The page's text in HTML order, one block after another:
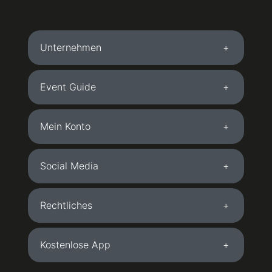
Gießen 65,00 €
Licherstraße, 35394 Gießen
Gladbeck - West Bahnhof 59,00 €
Hansemannstr. 10 , 45964 Gladbeck
Goch - Hagebaumarkt 49,00 €
Am Bössershof 2, 47574 Goch
Greven 59,00 €
Biederlackstraße, 48268 Greven
Grevenbroich - P&R Bahnhof 59,00 €
Von-Goldammer-Straße 11, 41515 Grevenbroich
Gronau (Westfalen) 59,00 €
Unternehmen
Event Guide
Mein Konto
Social Media
Rechtliches
Kostenlose App